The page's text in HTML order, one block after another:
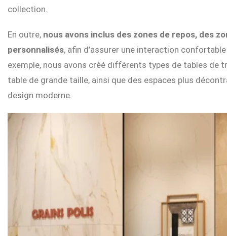
collection.
En outre, nous avons inclus des zones de repos, des
personnalisés, afin d’assurer une interaction
exemple, nous avons créé différents types de tables de
table de grande taille, ainsi que des espaces plus
design moderne.